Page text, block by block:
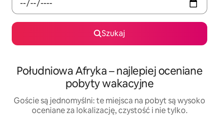
Szukaj
Południowa Afryka – najlepiej oceniane
pobyty wakacyjne
Goście są jednomyślni: te miejsca na pobyt są wysoko
oceniane za lokalizację, czystość i nie tylko.